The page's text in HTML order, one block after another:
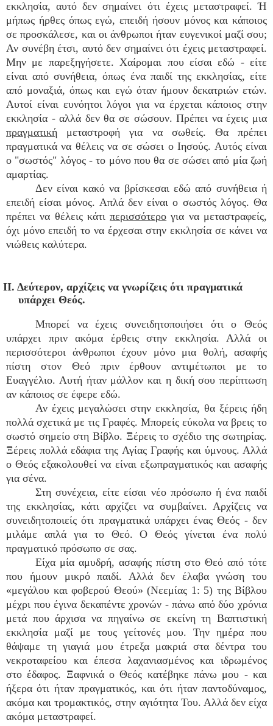
εκκλησία, αυτό δεν σημαίνει ότι έχεις μεταστραφεί. Ή
μήπως ήρθες όπως εγώ, επειδή ήσουν μόνος και κάποιος
σε προσκάλεσε, και οι άνθρωποι ήταν ευγενικοί μαζί σου;
Αν συνέβη έτσι, αυτό δεν σημαίνει ότι έχεις μεταστραφεί.
Μην με παρεξηγήσετε. Χαίρομαι που είσαι εδώ - είτε
είναι από συνήθεια, όπως ένα παιδί της εκκλησίας, είτε
από μοναξιά, όπως και εγώ όταν ήμουν δεκατριών ετών.
Αυτοί είναι ευνόητοι λόγοι για να έρχεται κάποιος στην
εκκλησία - αλλά δεν θα σε σώσουν. Πρέπει να έχεις μια
πραγματική μεταστροφή για να σωθείς. Θα πρέπει
πραγματικά να θέλεις να σε σώσει ο Ιησούς. Αυτός είναι
ο "σωστός" λόγος - το μόνο που θα σε σώσει από μία ζωή
αμαρτίας.
Δεν είναι κακό να βρίσκεσαι εδώ από συνήθεια ή
επειδή είσαι μόνος. Απλά δεν είναι ο σωστός λόγος. Θα
πρέπει να θέλεις κάτιπερισσότερο για να μεταστραφείς,
όχι μόνο επειδή το να έρχεσαι στην εκκλησία σε κάνει να
νιώθεις καλύτερα.
ΙΙ. Δεύτερον, αρχίζεις να γνωρίζεις ότι πραγματικά
υπάρχει Θεός.
Μπορεί να έχεις συνειδητοποιήσει ότι ο Θεός
υπάρχει πριν ακόμα έρθεις στην εκκλησία. Αλλά οι
περισσότεροι άνθρωποι έχουν μόνο μια θολή, ασαφής
πίστη στον Θεό πριν έρθουν αντιμέτωποι με το
Ευαγγέλιο. Αυτή ήταν μάλλον και η δική σου περίπτωση
αν κάποιος σε έφερε εδώ.
Αν έχεις μεγαλώσει στην εκκλησία, θα ξέρεις ήδη
πολλά σχετικά με τις Γραφές. Μπορείς εύκολα να βρεις το
σωστό σημείο στη Βίβλο. Ξέρεις το σχέδιο της σωτηρίας.
Ξέρεις πολλά εδάφια της Αγίας Γραφής και ύμνους. Αλλά
ο Θεός εξακολουθεί να είναι εξωπραγματικός και ασαφής
για σένα.
Στη συνέχεια, είτε είσαι νέο πρόσωπο ή ένα παιδί
της εκκλησίας, κάτι αρχίζει να συμβαίνει. Αρχίζεις να
συνειδητοποιείς ότι πραγματικά υπάρχει ένας Θεός - δεν
μιλάμε απλά για το Θεό. Ο Θεός γίνεται ένα πολύ
πραγματικό πρόσωπο σε σας.
Είχα μία αμυδρή, ασαφής πίστη στο Θεό από τότε
που ήμουν μικρό παιδί. Αλλά δεν έλαβα γνώση του
«μεγάλου και φοβερού Θεού» (Νεεμίας 1: 5) της Βίβλου
μέχρι που έγινα δεκαπέντε χρονών - πάνω από δύο χρόνια
μετά που άρχισα να πηγαίνω σε εκείνη τη Βαπτιστική
εκκλησία μαζί με τους γείτονές μου. Την ημέρα που
θάψαμε τη γιαγιά μου έτρεξα μακριά στα δέντρα του
νεκροταφείου και έπεσα λαχανιασμένος και ιδρωμένος
στο έδαφος. Ξαφνικά ο Θεός κατέβηκε πάνω μου - και
ήξερα ότι ήταν πραγματικός, και ότι ήταν παντοδύναμος,
ακόμα και τρομακτικός, στην αγιότητα Του. Αλλά δεν είχα
ακόμα μεταστραφεί.